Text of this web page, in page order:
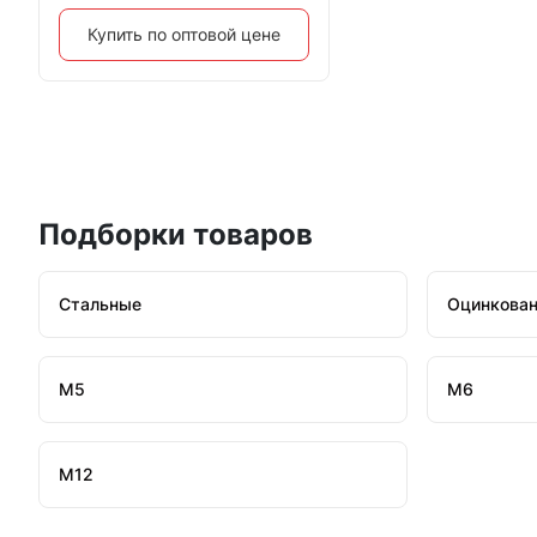
Купить по оптовой цене
Подборки товаров
Стальные
М5 М6
М12